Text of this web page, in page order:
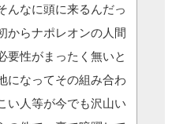
んなに頭に来るんだっ
からナポレオンの人間
要性がまったく無いと
になってその組み合わ
い人等が今でも沢山い